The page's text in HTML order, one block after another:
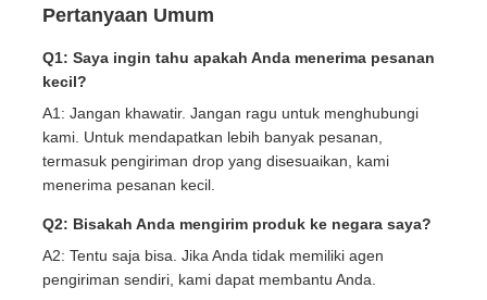
Pertanyaan Umum
Q1: Saya ingin tahu apakah Anda menerima pesanan
kecil?
A1: Jangan khawatir. Jangan ragu untuk menghubungi
kami. Untuk mendapatkan lebih banyak pesanan,
termasuk pengiriman drop yang disesuaikan, kami
menerima pesanan kecil.
Q2: Bisakah Anda mengirim produk ke negara saya?
A2: Tentu saja bisa. Jika Anda tidak memiliki agen
pengiriman sendiri, kami dapat membantu Anda.